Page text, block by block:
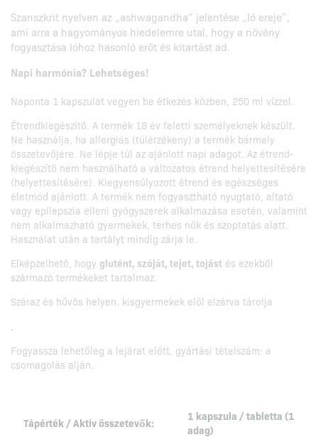
Szanszkrit nyelven az „ashwagandha” jelentése „ló ereje”,
ami arra a hagyományos hiedelemre utal, hogy a növény
fogyasztása lóhoz hasonló erőt és kitartást ad.
Napi harmónia? Lehetséges!
Naponta 1 kapszulát vegyen be étkezés közben, 250 ml vízzel.
Étrendkiegészítő. A termék 18 év feletti személyeknek készült.
Ne használja, ha allergiás (túlérzékeny) a termék bármely
összetevőjére. Ne lépje túl az ajánlott napi adagot. Az étrend-
kiegészítő nem használható a változatos étrend helyettesítésére
(helyettesítésére). Kiegyensúlyozott étrend és egészséges
életmód ajánlott. A termék nem fogyasztható nyugtató, altató
vagy epilepszia elleni gyógyszerek alkalmazása esetén, valamint
nem alkalmazható gyermekek, terhes nők és szoptatás alatt.
Használat után a tartályt mindig zárja le.
Elképzelhető, hogy glutént, szóját, tejet, tojást és ezekből
származó termékeket tartalmaz.
Száraz és hűvös helyen, kisgyermekek elől elzárva tárolja
.
Fogyassza lehetőleg a lejárat előtt, gyártási tételszám: a
csomagolás alján.
Tápérték / Aktív összetevők:
1 kapszula / tabletta (1
adag)